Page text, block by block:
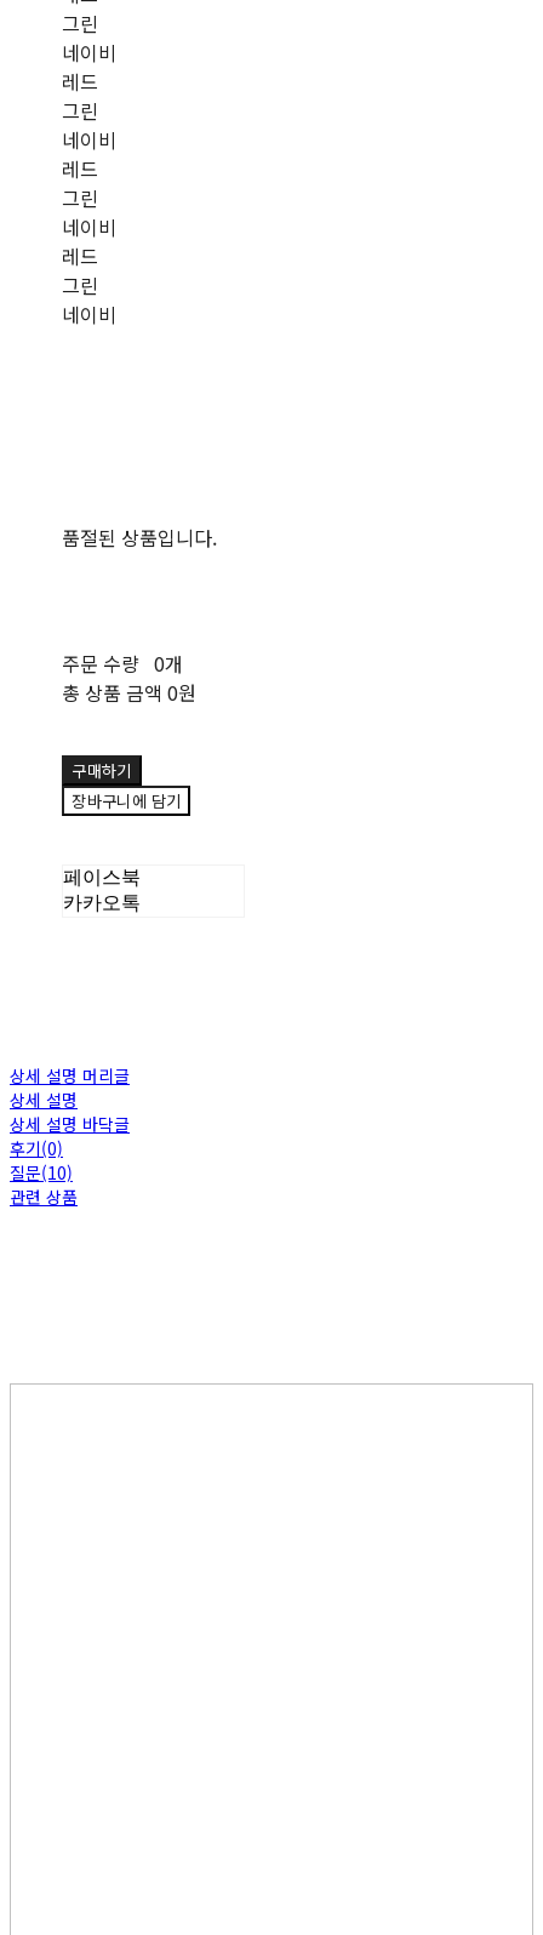
그린
네이비
레드
그린
네이비
레드
그린
네이비
레드
그린
네이비
품절된 상품입니다.
주문 수량 0개
총 상품 금액 0원
구매하기
장바구니에 담기
페이스북
카카오톡
상세 설명 머리글
상세 설명
상세 설명 바닥글
후기(0)
질문(10)
관련 상품